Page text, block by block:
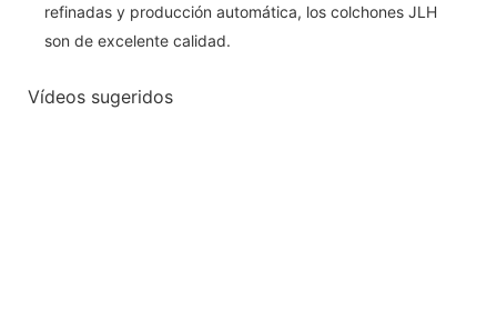
refinadas y producción automática, los colchones JLH
son de excelente calidad.
Vídeos sugeridos